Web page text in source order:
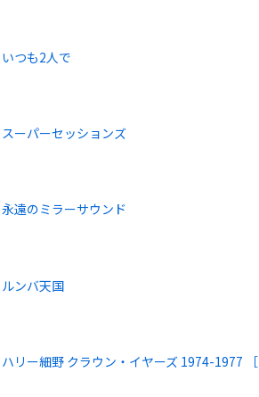
いつも2人で
スーパーセッションズ
永遠のミラーサウンド
ルンバ天国
ハリー細野 クラウン・イヤーズ 1974-1977 ［